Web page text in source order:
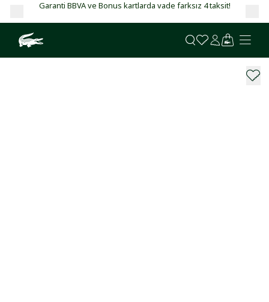
Garanti BBVA ve Bonus kartlarda vade farksız 4 taksit!